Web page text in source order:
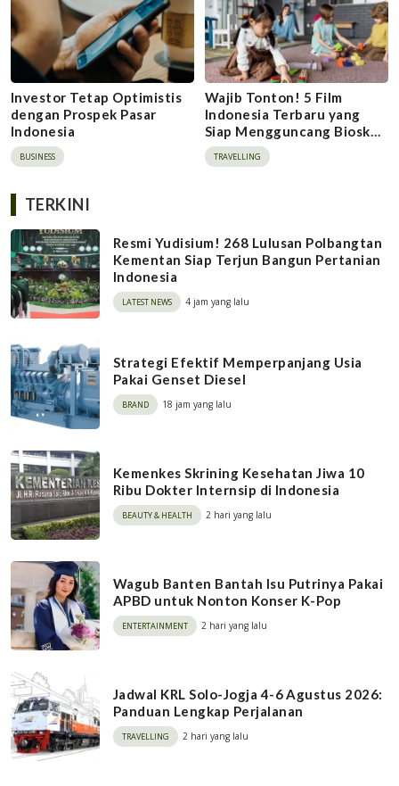
Investor Tetap Optimistis
dengan Prospek Pasar
Indonesia
BUSINESS
Wajib Tonton! 5 Film
Indonesia Terbaru yang
Siap Mengguncang Bioskop
di Lebaran 2026
TRAVELLING
TERKINI
Resmi Yudisium! 268 Lulusan Polbangtan
Kementan Siap Terjun Bangun Pertanian
Indonesia
LATEST NEWS 4 jam yang lalu
Strategi Efektif Memperpanjang Usia
Pakai Genset Diesel
BRAND 18 jam yang lalu
Kemenkes Skrining Kesehatan Jiwa 10
Ribu Dokter Internsip di Indonesia
BEAUTY & HEALTH 2 hari yang lalu
Wagub Banten Bantah Isu Putrinya Pakai
APBD untuk Nonton Konser K-Pop
ENTERTAINMENT 2 hari yang lalu
Jadwal KRL Solo-Jogja 4-6 Agustus 2026:
Panduan Lengkap Perjalanan
TRAVELLING 2 hari yang lalu